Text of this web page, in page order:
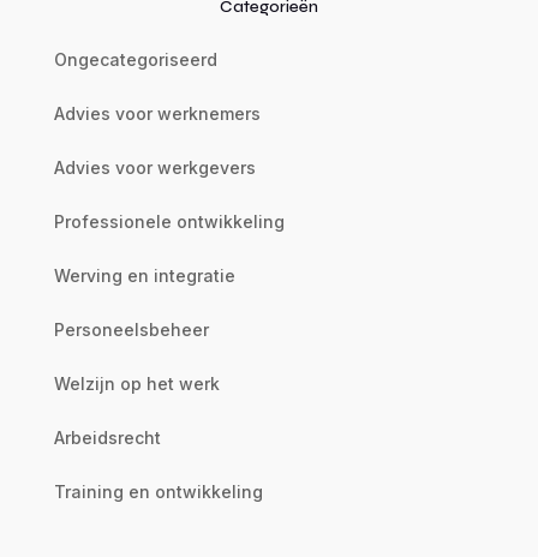
Categorieën
Ongecategoriseerd
Advies voor werknemers
Advies voor werkgevers
Professionele ontwikkeling
Werving en integratie
Personeelsbeheer
Welzijn op het werk
Arbeidsrecht
Training en ontwikkeling